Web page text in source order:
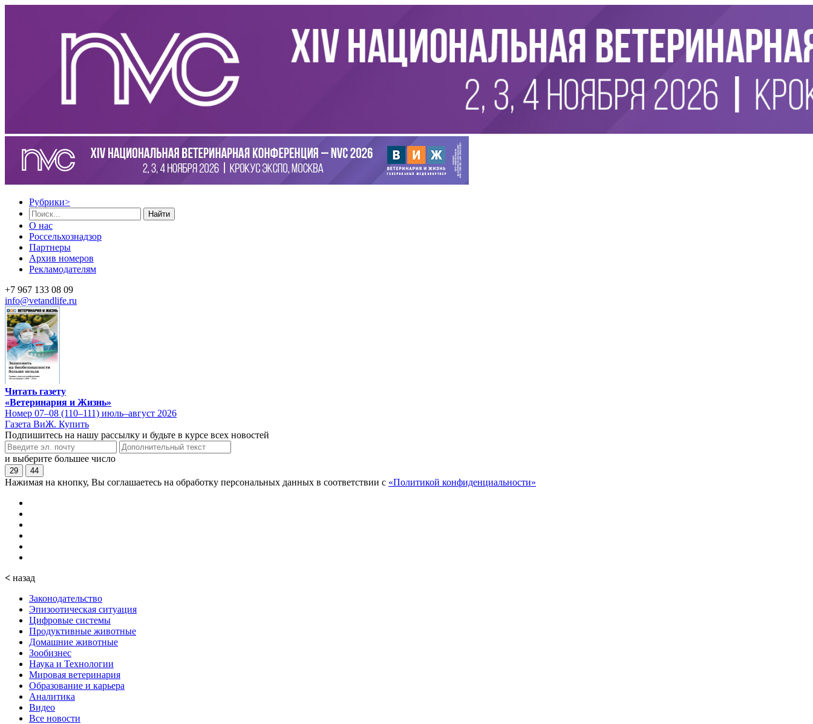
Рубрики>
Найти
О нас
Россельхознадзор
Партнеры
Архив номеров
Рекламодателям
+7 967 133 08 09
info@vetandlife.ru
Читать газету
«Ветеринария и Жизнь»
Номер 07–08 (110–111) июль–август 2026
Газета ВиЖ. Купить
Подпишитесь на нашу рассылку и будьте в курсе всех новостей
и выберите большее число
29 44
Нажимая на кнопку, Вы соглашаетесь на обработку персональных данных в соответствии с «Политикой конфиденциальности»
< назад
Законодательство
Эпизоотическая ситуация
Цифровые системы
Продуктивные животные
Домашние животные
Зообизнес
Наука и Технологии
Мировая ветеринария
Образование и карьера
Аналитика
Видео
Все новости